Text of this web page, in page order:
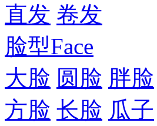
直发 卷发
脸型Face
大脸 圆脸 胖脸
方脸 长脸 瓜子